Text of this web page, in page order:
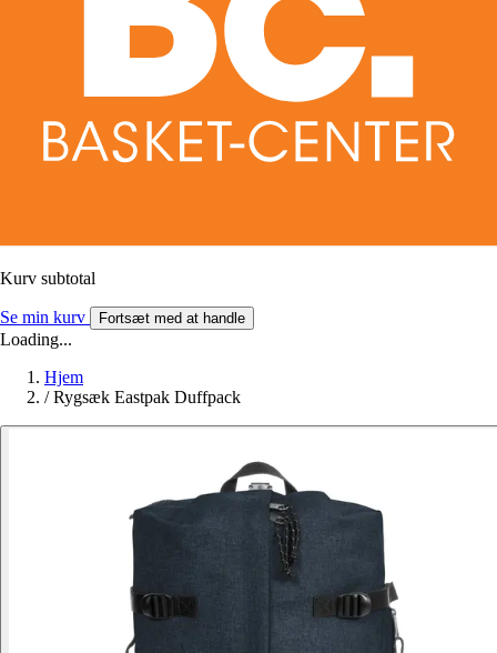
Kurv subtotal
Se min kurv Fortsæt med at handle
Loading...
Hjem
/ Rygsæk Eastpak Duffpack